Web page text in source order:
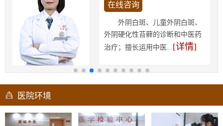
在线咨询
外阴白斑、儿童外阴白斑、
外阴硬化性苔藓的诊断和中医药
治疗；擅长运用中医...[详情]
医院环境